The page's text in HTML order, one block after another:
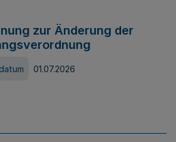
zur Änderung der
01.07.2026